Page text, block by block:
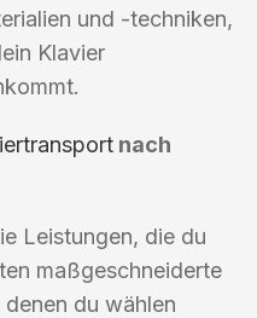
und -techniken,
Klavier
nach
Leistungen, die du
maßgeschneiderte
du wählen